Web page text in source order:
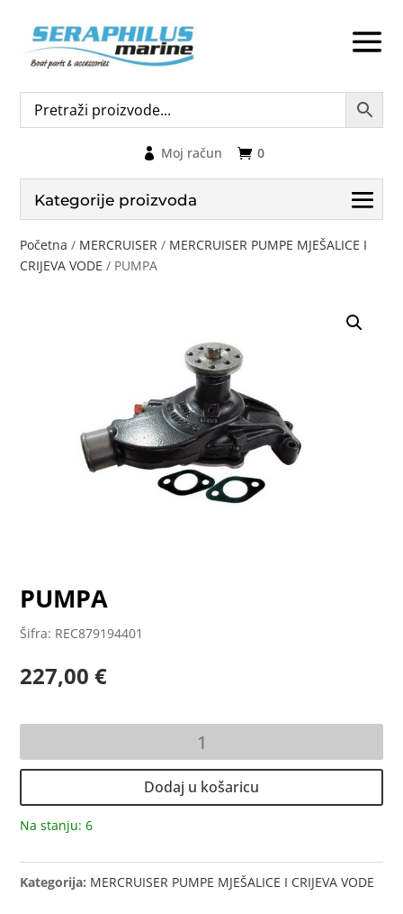
0
Moj račun
Kategorije proizvoda
Početna / MERCRUISER / MERCRUISER PUMPE MJEŠALICE I
CRIJEVA VODE / PUMPA
PUMPA
Šifra: REC879194401
227,00€
Dodaj u košaricu
Na stanju: 6
Kategorija: MERCRUISER PUMPE MJEŠALICE I CRIJEVA VODE